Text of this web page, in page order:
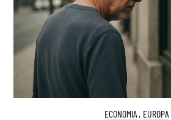
ECONOMIA , EUROPA